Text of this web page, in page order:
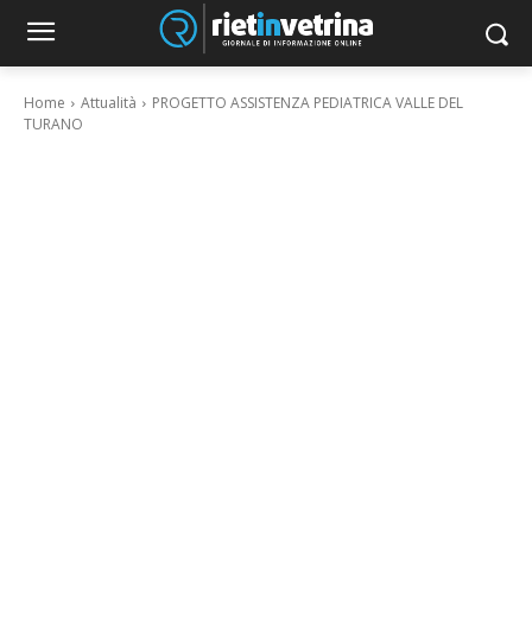
Home Attualità
PROGETTO ASSISTENZA PEDIATRICA VALLE DEL
TURANO